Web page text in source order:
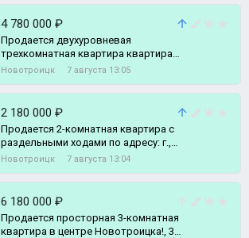
4 780 000 ₽
Продается двухуровневая
трехкомнатная квартира квартира
по адресу г., 3-комн. квартира
Новотроицк 7 августа 13:05
2 180 000 ₽
Продается 2-комнатная квартира с
раздельными ходами по адресу: г.,
2-комн. квартира
Новотроицк 7 августа 13:04
6 180 000 ₽
Продается просторная 3-комнатная
квартира в центре Новотроицка!, 3-